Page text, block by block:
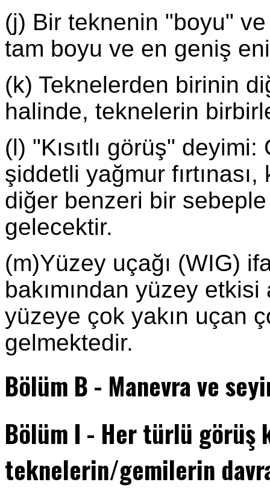
(j) Bir teknenin "boyu"
tam boyu ve en geniş
(k) Teknelerden birinin
halinde, teknelerin
(l) "Kısıtlı görüş"
şiddetli yağmur
diğer benzeri bir sebeple
gelecektir.
(m)Yüzey uçağı (WIG)
bakımından yüzey
yüzeye çok yakın uçan
gelmektedir.
Bölüm B - Manevra ve
Bölüm I - Her türlü görüş
teknelerin/gemilerin